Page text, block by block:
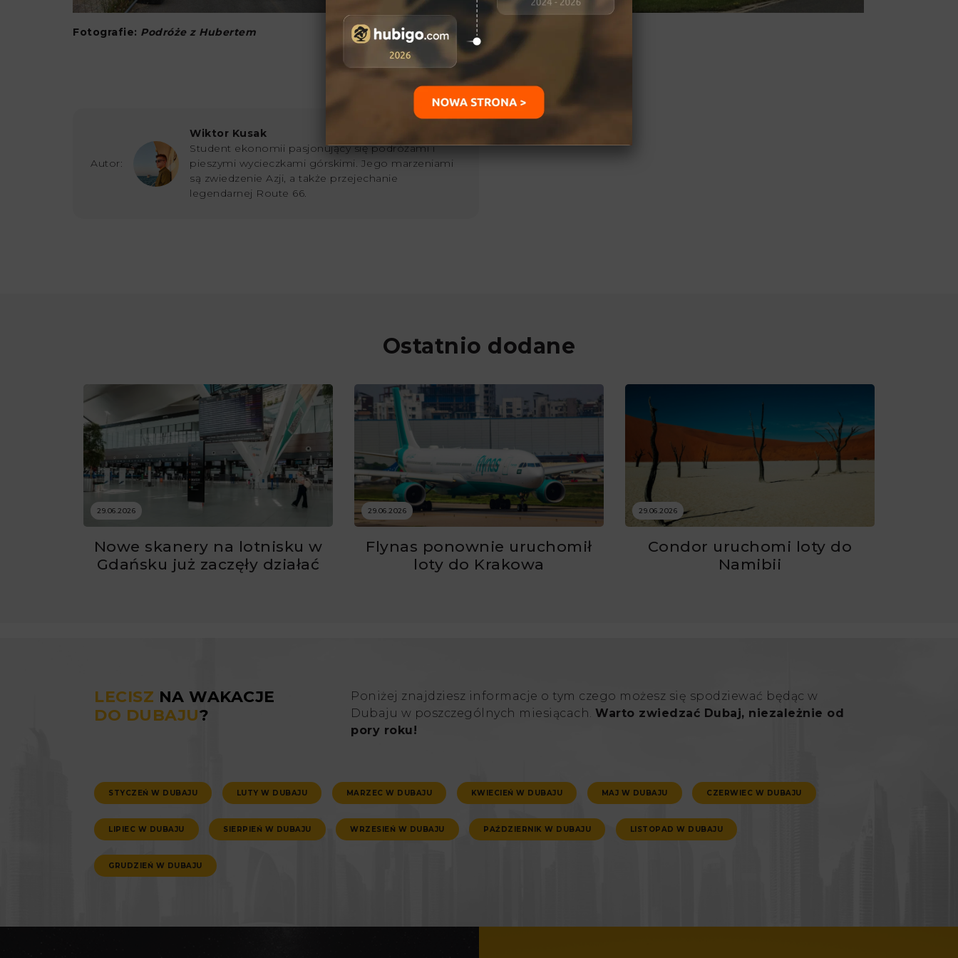
Fotografie: Podróże z Hubertem
Autor:
Wiktor Kusak
Student ekonomii pasjonujący się podróżami i
pieszymi wycieczkami górskimi. Jego marzeniami
są zwiedzenie Azji, a także przejechanie
legendarnej Route 66.
Ostatnio dodane
29.06.2026
Nowe skanery na lotnisku w
Gdańsku już zaczęły działać
29.06.2026
Flynas ponownie uruchomił
loty do Krakowa
29.06.2026
Condor uruchomi loty do
Namibii
LECISZ NA WAKACJE
DO DUBAJU?
Poniżej znajdziesz informacje o tym czego możesz się spodziewać będąc w
Dubaju w poszczególnych miesiącach. Warto zwiedzać Dubaj, niezależnie od
pory roku!
STYCZEŃ W DUBAJU LUTY W DUBAJU MARZEC W DUBAJU KWIECIEŃ W DUBAJU MAJ W DUBAJU CZERWIEC W DUBAJU
LIPIEC W DUBAJU SIERPIEŃ W DUBAJU WRZESIEŃ W DUBAJU PAŹDZIERNIK W DUBAJU LISTOPAD W DUBAJU
GRUDZIEŃ W DUBAJU